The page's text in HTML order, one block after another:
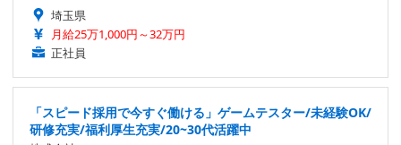
埼玉県
月給25万1,000円～32万円
正社員
「スピード採用で今すぐ働ける」ゲームテスター/未経験OK/
研修充実/福利厚生充実/20~30代活躍中